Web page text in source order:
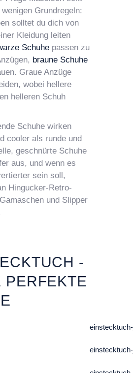
Grundregeln:
solltet du dich von
Kleidung leiten
Schuhe passen zu
braune Schuhe
Graue Anzüge
wobei hellere
helleren Schuh
Schuhe wirken
cooler als runde und
geschnürte Schuhe
aus, und wenn es
sein soll,
Hingucker-Retro-
und Slipper
-
PERFEKTE